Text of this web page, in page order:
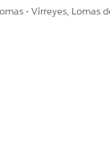
- Virreyes,